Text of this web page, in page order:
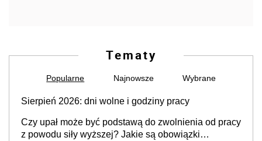
Tematy
Popularne Najnowsze Wybrane
Sierpień 2026: dni wolne i godziny pracy
Czy upał może być podstawą do zwolnienia od pracy
z powodu siły wyższej? Jakie są obowiązki